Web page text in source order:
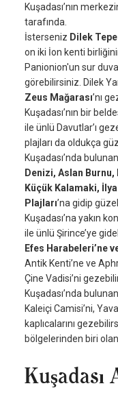
Kuşadası’nın
tarafında.
İsterseniz Dilek
on iki İon kenti
Panionion'un sur
görebilirsiniz. Dilek
Zeus Mağarası’nı
Kuşadası’nın bir
ile ünlü Davutlar’ı
plajları da oldukça
Kuşadası’nda bulunan
Denizi, Aslan Burnu,
Küçük Kalamaki,
Plajları’na gidip
Kuşadası’na yakın
ile ünlü Şirince’ye
Efes Harabeleri’ne
Antik Kenti’ne ve
Çine Vadisi’ni
Kuşadası’nda
Kaleiçi Camisi’ni,
kaplıcalarını
bölgelerinden biri
Kuşadası